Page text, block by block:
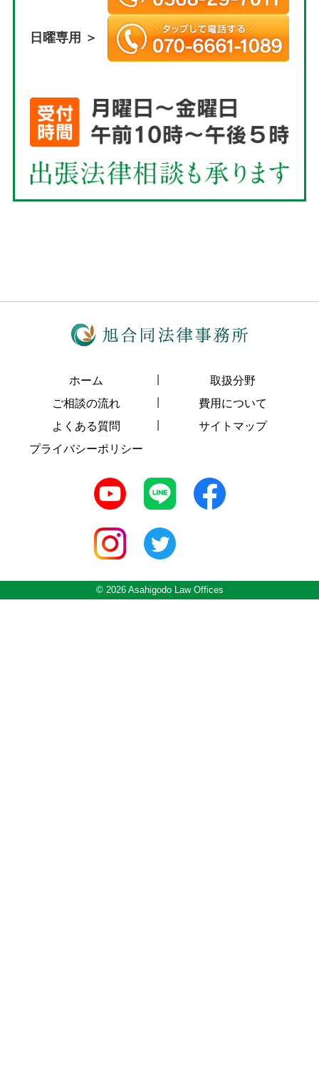
日曜専用 ＞
ホーム
取扱分野
ご相談の流れ
費用について
よくある質問
サイトマップ
プライバシーポリシー
© 2026 Asahigodo Law Offices